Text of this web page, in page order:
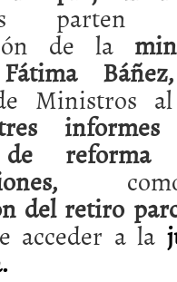
de la
Báñez,
Ministros
de
del retiro
acceder a la